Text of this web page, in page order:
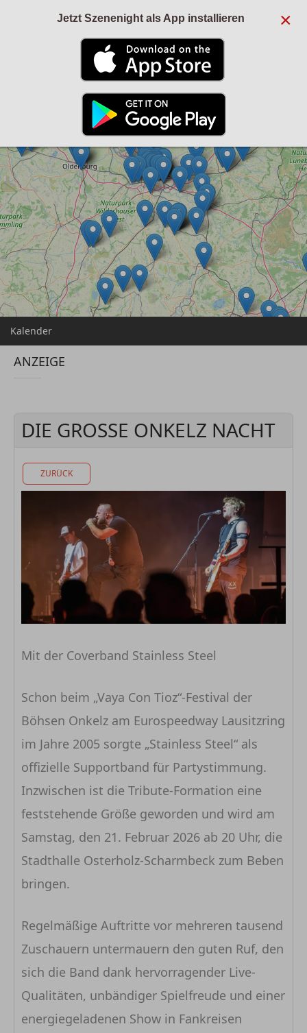
Kalender
ANZEIGE
DIE GROSSE ONKELZ NACHT
ZURÜCK
Mit der Coverband Stainless Steel
Schon beim „Vaya Con Tioz“-Festival der
Böhsen Onkelz am Eurospeedway Lausitzring
im Jahre 2005 sorgte „Stainless Steel“ als
offizielle Supportband für Partystimmung.
Inzwischen ist die Tribute-Formation eine
feststehende Größe geworden und wird am
Samstag, den 21. Februar 2026 ab 20 Uhr, die
Stadthalle Osterholz-Scharmbeck zum Beben
bringen.
Regelmäßige Auftritte vor mehreren tausend
Zuschauern untermauern den guten Ruf, den
sich die Band dank hervorragender Live-
Qualitäten, unbändiger Spielfreude und einer
energiegeladenen Show in Fankreisen
×
Jetzt Szenenight als App installieren